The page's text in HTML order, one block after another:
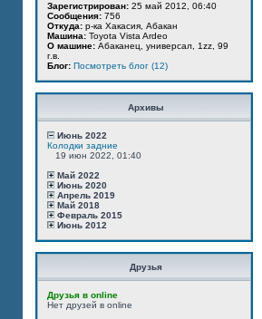
Зарегистрирован: 25 май 2012, 06:40
Сообщения: 756
Откуда: р-ка Хакасия, Абакан
Машина: Toyota Vista Ardeo
О машине: Абаканец, универсал, 1zz, 99
г.в.
Блог: Посмотреть блог (12)
Архивы
Июнь 2022
Колодки задние
19 июн 2022, 01:40
Май 2022
Июнь 2020
Апрель 2019
Май 2018
Февраль 2015
Июнь 2012
Друзья
Друзья в online
Нет друзей в online